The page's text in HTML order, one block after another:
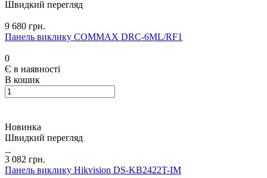
Швидкий перегляд
9 680 грн.
Панель виклику COMMAX DRC-6ML/RF1
0
Є в наявності
В кошик
Новинка
Швидкий перегляд
3 082 грн.
Панель виклику Hikvision DS-KB2422T-IM